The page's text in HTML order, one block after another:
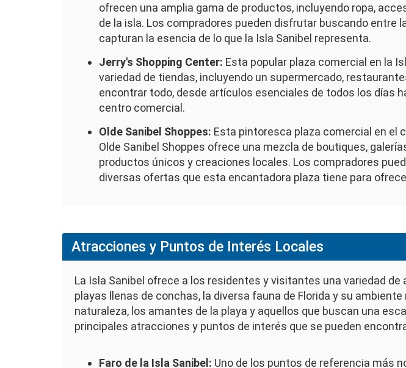
ofrecen una amplia gama de productos, incluyendo ropa,
de la isla. Los compradores pueden disfrutar buscando
capturan la esencia de lo que la Isla Sanibel representa.
Jerry's Shopping Center: Esta popular plaza comercial en la
variedad de tiendas, incluyendo un supermercado,
encontrar todo, desde artículos esenciales de todos los días
centro comercial.
Olde Sanibel Shoppes: Esta pintoresca plaza comercial en el
Olde Sanibel Shoppes ofrece una mezcla de boutiques,
productos únicos y creaciones locales. Los compradores
diversas ofertas que esta encantadora plaza tiene para
Atracciones y Puntos de Interés Locales
La Isla Sanibel ofrece a los residentes y visitantes una variedad
playas llenas de conchas, la diversa fauna de Florida y su
naturaleza, los amantes de la playa y aquellos que buscan una
principales atracciones y puntos de interés que se pueden
Faro de la Isla Sanibel: Uno de los puntos de referencia más